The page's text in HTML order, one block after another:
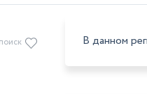
В данном